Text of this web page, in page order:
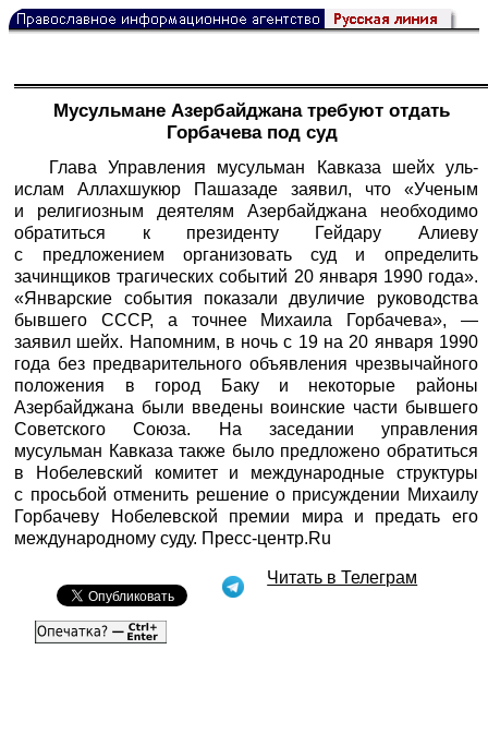
Мусульмане Азербайджана требуют отдать
Горбачева под суд
Глава Управления мусульман Кавказа шейх уль-
ислам Аллахшукюр Пашазаде заявил, что «Ученым
и религиозным деятелям Азеpбайджана необходимо
обратиться к президенту Гейдару Алиеву
с предложением организовать суд и определить
зачинщиков тpагических событий 20 января 1990 года».
«Январские события показали двуличие руководства
бывшего СССР, а точнее Михаила Горбачева», —
заявил шейх. Напомним, в ночь с 19 на 20 января 1990
года без предварительного объявления чрезвычайного
положения в город Баку и некоторые районы
Азербайджана были введены воинские части бывшего
Советского Союза. На заседании управления
мусульман Кавказа также было предложено обратиться
в Нобелевский комитет и международные структуры
с просьбой отменить решение о присуждении Михаилу
Горбачеву Нобелевской премии мира и предать его
международному суду. Пресс-центр.Ru
Читать в Телеграм